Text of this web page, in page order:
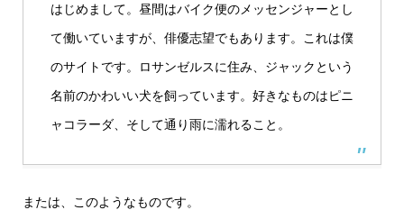
はじめまして。昼間はバイク便のメッセンジャーとし
て働いていますが、俳優志望でもあります。これは僕
のサイトです。ロサンゼルスに住み、ジャックという
名前のかわいい犬を飼っています。好きなものはピニ
ャコラーダ、そして通り雨に濡れること。
または、このようなものです。